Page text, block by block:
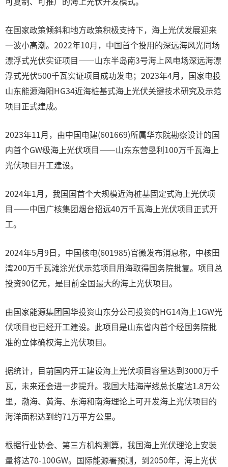
在国家政策倾斜和地方政策积极支持下，海上光伏发展迎来
一波小高潮。2022年10月，中国首个投用的深远海风光同场
漂浮式光伏实证项目——山东半岛南3号海上风电场深远海漂
浮式光伏500千瓦实证项目成功发电；2023年4月，国家电投
山东能源海阳HG34近海桩基式海上光伏关键技术研究及示范
项目正式建成。
2023年11月，由中国电建(601669)所属华东院勘察设计的国
内首个GW级海上光伏项目——山东东营垦利100万千瓦海上
光伏项目开工建设。
2024年1月，我国国首个大规模近海桩基固定式海上光伏项
目——中国广核集团烟台招远40万千瓦海上光伏项目正式开
工。
2024年5月9日，中国核电(601985)官微发布消息称，中核田
湾200万千瓦滩涂光伏示范项目用海取得国务院批复。项目总
投资90亿元，是目前全国最大的海上光伏项目。
由国家能源集团国华投资山东分公司投资的HG14海上1GW光
伏项目也已经开工建设。此项目是山东省内首个经国务院批
准的立体确权海上光伏项目。
据统计，目前国内开工建设海上光伏项目容量达到3000万千
瓦，未来还会进一步提升。我国大陆海岸线总长度达1.8万公
里，渤海、黄海、东海和南海理论上可开发海上光伏项目的
海洋面积达到约71万平方公里。
根据行业协会、第三方机构测算，我国海上光伏理论上安装
量将达70-100GW。国际能源署预测，到2050年，海上光伏